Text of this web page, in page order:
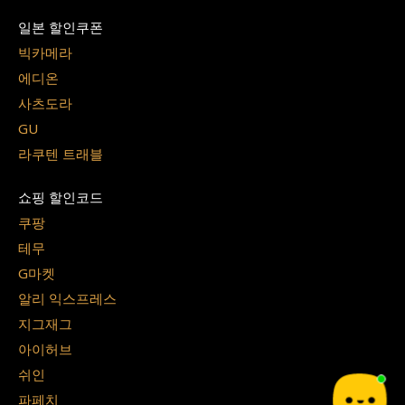
일본 할인쿠폰
빅카메라
에디온
사츠도라
GU
라쿠텐 트래블
쇼핑 할인코드
쿠팡
테무
G마켓
알리 익스프레스
지그재그
아이허브
쉬인
파페치